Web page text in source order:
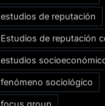
estudios de reputación
Estudios de reputación
estudios
fenómeno sociológico
focus group